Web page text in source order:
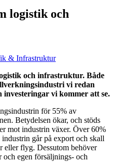
logistik och
& Infrastruktur
och infrastruktur. Både
vi redan
investeringar vi kommer att se.
för 55% av
Betydelsen ökar, och stöds
mot industrin växer. Över 60%
går på export och skall
eller flyg. Dessutom behöver
egen försäljnings- och